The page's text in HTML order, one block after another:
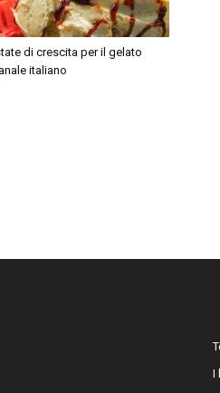
di crescita per il gelato
italiano
I